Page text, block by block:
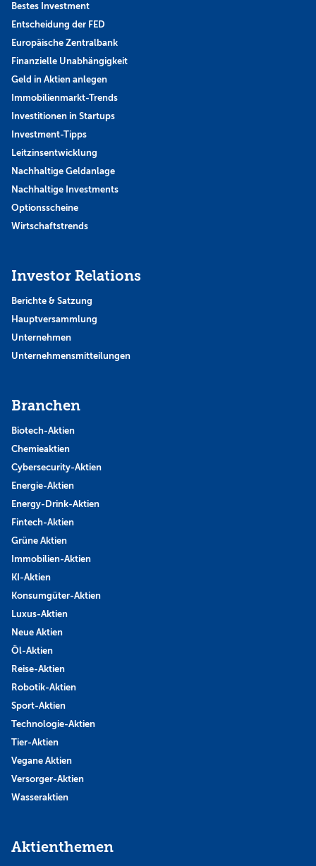
Bestes Investment
Entscheidung der FED
Europäische Zentralbank
Finanzielle Unabhängigkeit
Geld in Aktien anlegen
Immobilienmarkt-Trends
Investitionen in Startups
Investment-Tipps
Leitzinsentwicklung
Nachhaltige Geldanlage
Nachhaltige Investments
Optionsscheine
Wirtschaftstrends
Investor Relations
Berichte & Satzung
Hauptversammlung
Unternehmen
Unternehmensmitteilungen
Branchen
Biotech-Aktien
Chemieaktien
Cybersecurity-Aktien
Energie-Aktien
Energy-Drink-Aktien
Fintech-Aktien
Grüne Aktien
Immobilien-Aktien
KI-Aktien
Konsumgüter-Aktien
Luxus-Aktien
Neue Aktien
Öl-Aktien
Reise-Aktien
Robotik-Aktien
Sport-Aktien
Technologie-Aktien
Tier-Aktien
Vegane Aktien
Versorger-Aktien
Wasseraktien
Aktienthemen